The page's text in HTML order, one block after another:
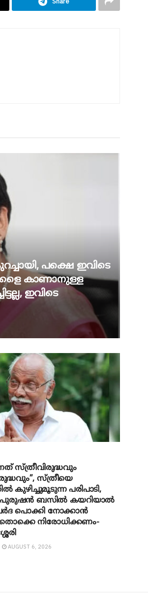
പക്ഷെ ഇവിടെ
കാണാനുള്ള
ഇവിടെ
സ്ത്രീവിരുദ്ധവും
സ്ത്രീയെ
കുഴിച്ചുമൂടുന്ന പരിപാടി,
പുരുഷൻ ബസിൽ കയറിയാൽ
പൊക്കി നോക്കാന്‍
നിരോധിക്കണം-
AUGUST 6, 2026